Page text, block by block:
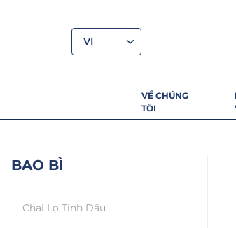
VI
VỀ CHÚNG
TÔI
BAO BÌ
Chai Lọ Tinh Dầu